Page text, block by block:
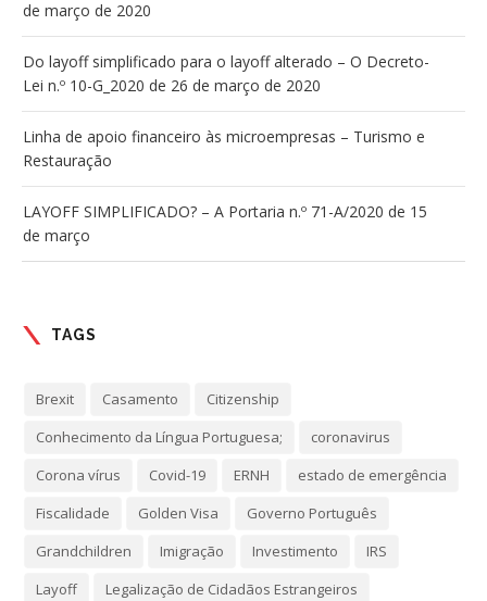
de março de 2020
Do layoff simplificado para o layoff alterado – O Decreto-
Lei n.º 10-G_2020 de 26 de março de 2020
Linha de apoio financeiro às microempresas – Turismo e
Restauração
LAYOFF SIMPLIFICADO? – A Portaria n.º 71-A/2020 de 15
de março
TAGS
Brexit Casamento
Citizenship
Conhecimento da Língua Portuguesa;
coronavirus
Corona vírus
Covid-19 ERNH
estado de emergência
Fiscalidade
Golden Visa
Governo Português
Grandchildren
Imigração Investimento
IRS
Layoff
Legalização de Cidadãos Estrangeiros